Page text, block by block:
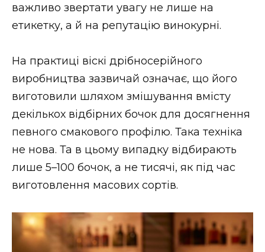
важливо звертати увагу не лише на
етикетку, а й на репутацію винокурні.
На практиці віскі дрібносерійного
виробництва зазвичай означає, що його
виготовили шляхом змішування вмісту
декількох відбірних бочок для досягнення
певного смакового профілю. Така техніка
не нова. Та в цьому випадку відбирають
лише 5–100 бочок, а не тисячі, як під час
виготовлення масових сортів.